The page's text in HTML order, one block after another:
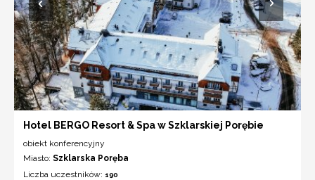
Hotel BERGO Resort & Spa w Szklarskiej Porębie
obiekt konferencyjny
Miasto: Szklarska Poręba
Liczba uczestników: 190